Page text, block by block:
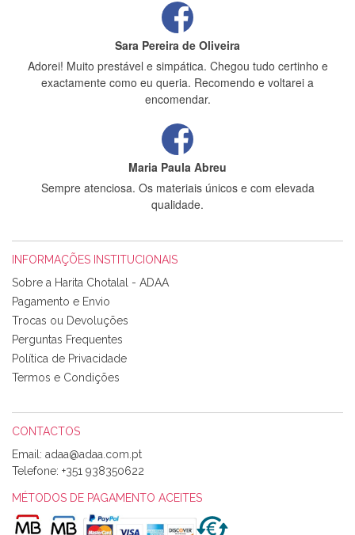
Sara Pereira de Oliveira
Adorei! Muito prestável e simpática. Chegou tudo certinho e
exactamente como eu queria. Recomendo e voltarei a
encomendar.
Maria Paula Abreu
Sempre atenciosa. Os materiais únicos e com elevada
qualidade.
Tudo chegou em condições, pois os produtos vieram muito
bem acondicionados. Estou plenamente satisfeita com os
produtos adquiridos. Relativamente à bolsa, tem um tecido
com um padrão e cores muito bonitas e a execução está
perfeitíssima. Futuramente penso voltar a comprar na vossa
loja, têm excelentes artigos a um preço muito justo. A
Alexandra Morais
Olá boa Noite. Os meus tecidos chegaram hoje. Muito
obrigada pelo miminho que dá um jeitaço pras minhas linhas
de bordar e não sei o que pões nos tecidos, mas que cheiram
maravilhosamente ... cheiram! :) Muito Obrigada.
INFORMAÇÕES INSTITUCIONAIS
Sobre a Harita Chotalal - ADAA
Pagamento e Envio
Trocas ou Devoluções
Perguntas Frequentes
Política de Privacidade
Termos e Condições
CONTACTOS
Email:
Telefone: +351 938350622
MÉTODOS DE PAGAMENTO ACEITES